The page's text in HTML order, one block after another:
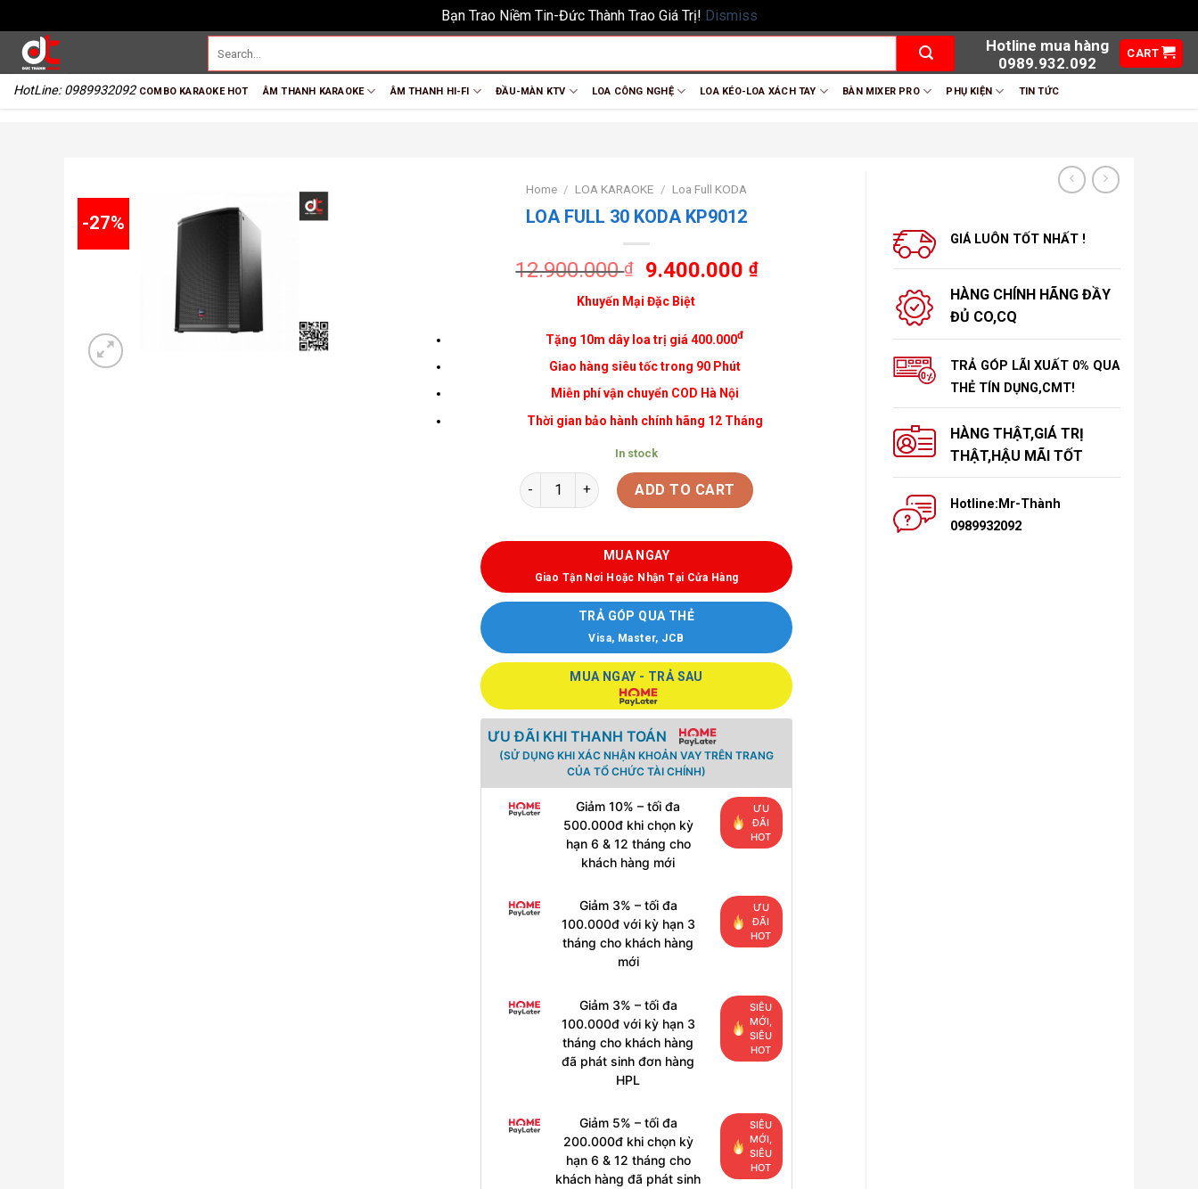
Bạn Trao Niềm Tin-Đức Thành Trao Giá Trị! Dismiss
HotLine: 0989932092
Hotline mua hàng
0989.932.092
CART
COMBO KARAOKE HOT ÂM THANH KARAOKE ÂM THANH HI-FI ĐẦU-MÀN KTV LOA CÔNG NGHỆ LOA KÉO-LOA XÁCH TAY BÀN MIXER PRO PHỤ KIỆN TIN TỨC
-27%
Home / LOA KARAOKE / Loa Full KODA
LOA FULL 30 KODA KP9012
12.900.000₫ 9.400.000 ₫
Khuyến Mại Đặc Biệt
Tặng 10m dây loa trị giá 400.000đ
Giao hàng siêu tốc trong 90 Phút
Miễn phí vận chuyển COD Hà Nội
Thời gian bảo hành chính hãng 12 Tháng
In stock
ADD TO CART
MUA NGAY
Giao Tận Nơi Hoặc Nhận Tại Cửa Hàng
TRẢ GÓP QUA THẺ
Visa, Master, JCB
MUA NGAY - TRẢ SAU
ƯU ĐÃI KHI THANH TOÁN
(SỬ DỤNG KHI XÁC NHẬN KHOẢN VAY TRÊN TRANG
CỦA TỔ CHỨC TÀI CHÍNH)
Giảm 10% – tối đa
500.000đ khi chọn kỳ
hạn 6 & 12 tháng cho
khách hàng mới
ƯU
ĐÃI
HOT
Giảm 3% – tối đa
100.000đ với kỳ hạn 3
tháng cho khách hàng
mới
ƯU
ĐÃI
HOT
Giảm 3% – tối đa
100.000đ với kỳ hạn 3
tháng cho khách hàng
đã phát sinh đơn hàng
HPL
SIÊU
MỚI,
SIÊU
HOT
Giảm 5% – tối đa
200.000đ khi chọn kỳ
hạn 6 & 12 tháng cho
khách hàng đã phát sinh
SIÊU
MỚI,
SIÊU
HOT
GIÁ LUÔN TỐT NHẤT !
HÀNG CHÍNH HÃNG ĐẦY
ĐỦ CO,CQ
TRẢ GÓP LÃI XUẤT 0% QUA
THẺ TÍN DỤNG,CMT!
HÀNG THẬT,GIÁ TRỊ
THẬT,HẬU MÃI TỐT
Hotline:Mr-Thành
0989932092